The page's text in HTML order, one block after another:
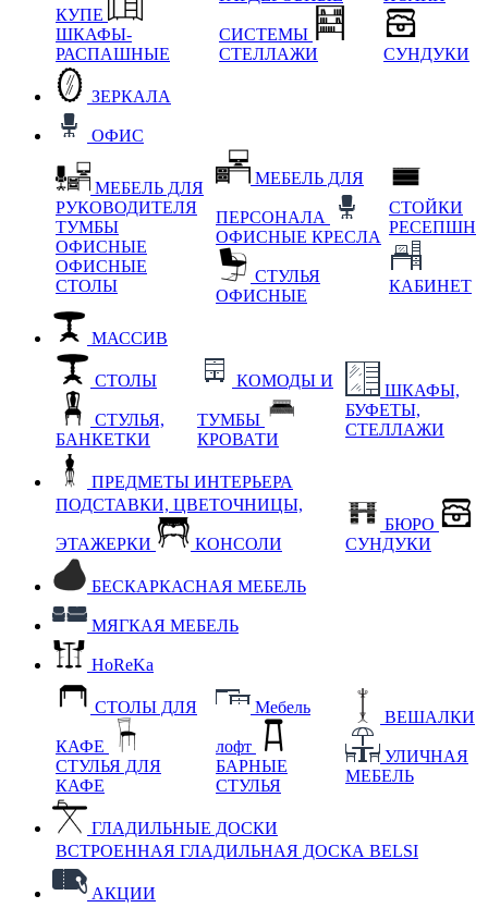
КУПЕ
ШКАФЫ-
РАСПАШНЫЕ
СИСТЕМЫ
СТЕЛЛАЖИ
СУНДУКИ
ЗЕРКАЛА
ОФИС
МЕБЕЛЬ ДЛЯ
РУКОВОДИТЕЛЯ
ТУМБЫ
ОФИСНЫЕ
ОФИСНЫЕ
СТОЛЫ
МЕБЕЛЬ ДЛЯ
ПЕРСОНАЛА
ОФИСНЫЕ КРЕСЛА
СТУЛЬЯ
ОФИСНЫЕ
СТОЙКИ
РЕСЕПШН
КАБИНЕТ
МАССИВ
СТОЛЫ
СТУЛЬЯ,
БАНКЕТКИ
КОМОДЫ И
ТУМБЫ
КРОВАТИ
ШКАФЫ,
БУФЕТЫ,
СТЕЛЛАЖИ
ПРЕДМЕТЫ ИНТЕРЬЕРА
ПОДСТАВКИ, ЦВЕТОЧНИЦЫ,
ЭТАЖЕРКИ КОНСОЛИ
БЮРО
СУНДУКИ
БЕСКАРКАСНАЯ МЕБЕЛЬ
МЯГКАЯ МЕБЕЛЬ
HoReKa
СТОЛЫ ДЛЯ
КАФЕ
СТУЛЬЯ ДЛЯ
КАФЕ
Мебель
лофт
БАРНЫЕ
СТУЛЬЯ
ВЕШАЛКИ
УЛИЧНАЯ
МЕБЕЛЬ
ГЛАДИЛЬНЫЕ ДОСКИ
ВСТРОЕННАЯ ГЛАДИЛЬНАЯ ДОСКА BELSI
АКЦИИ